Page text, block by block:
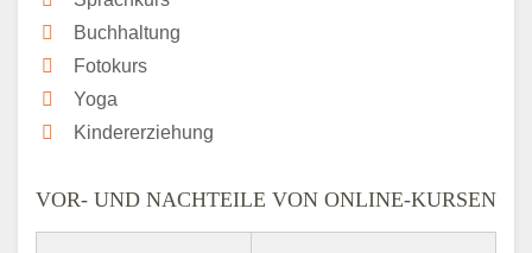
Buchhaltung
Fotokurs
Yoga
Kindererziehung
VOR- UND NACHTEILE VON ONLINE-KURSEN